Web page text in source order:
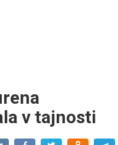
v tajnosti